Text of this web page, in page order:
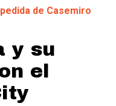
de Casemiro
y su
el